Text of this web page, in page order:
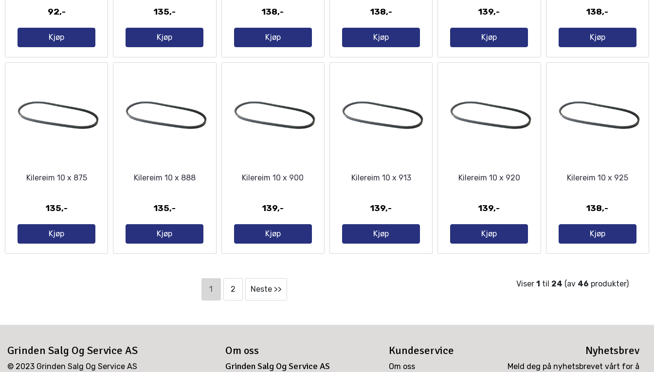
92,-
Kjøp
135,-
Kjøp
138,-
Kjøp
138,-
Kjøp
139,-
Kjøp
138,-
Kjøp
Kilereim 10 x 875
135,-
Kjøp
Kilereim 10 x 888
135,-
Kjøp
Kilereim 10 x 900
139,-
Kjøp
Kilereim 10 x 913
139,-
Kjøp
Kilereim 10 x 920
139,-
Kjøp
Kilereim 10 x 925
138,-
Kjøp
1 2 Neste >>
Viser 1 til 24 (av 46 produkter)
Grinden Salg Og Service AS
© 2023 Grinden Salg Og Service AS
Om oss
Grinden Salg Og Service AS
Kundeservice
Om oss
Nyhetsbrev
Meld deg på nyhetsbrevet vårt for å